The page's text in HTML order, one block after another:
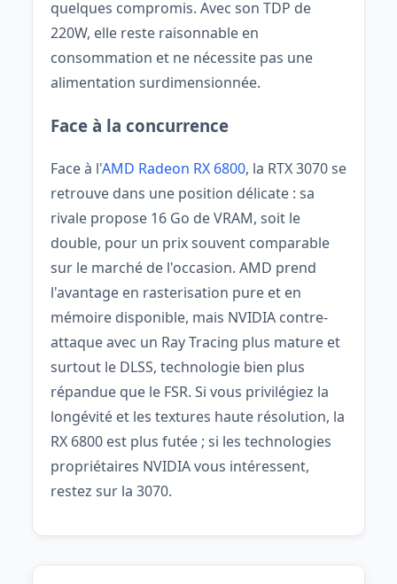
quelques compromis. Avec son TDP de
220W, elle reste raisonnable en
consommation et ne nécessite pas une
alimentation surdimensionnée.
Face à la concurrence
Face à l'AMD Radeon RX 6800, la RTX 3070 se
retrouve dans une position délicate : sa
rivale propose 16 Go de VRAM, soit le
double, pour un prix souvent comparable
sur le marché de l'occasion. AMD prend
l'avantage en rasterisation pure et en
mémoire disponible, mais NVIDIA contre-
attaque avec un Ray Tracing plus mature et
surtout le DLSS, technologie bien plus
répandue que le FSR. Si vous privilégiez la
longévité et les textures haute résolution, la
RX 6800 est plus futée ; si les technologies
propriétaires NVIDIA vous intéressent,
restez sur la 3070.